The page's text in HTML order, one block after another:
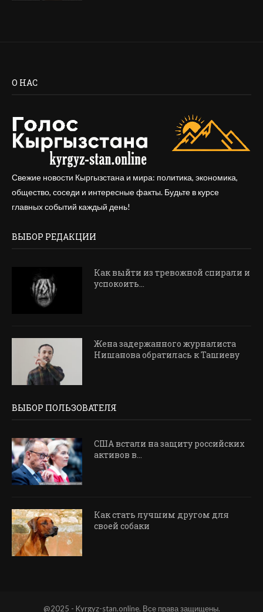
О НАС
Свежие новости Кыргызстана и мира: политика, экономика,
общество, соседи и интересные факты. Будьте в курсе
главных событий каждый день!
ВЫБОР РЕДАКЦИИ
Как выйти из тревожной спирали и
успокоить...
Жена задержанного журналиста
Нишанова обратилась к Ташиеву
ВЫБОР ПОЛЬЗОВАТЕЛЯ
США встали на защиту российских
активов в...
Как стать лучшим другом для
своей собаки
@2025 - Kyrgyz-stan.online. Все права защищены.